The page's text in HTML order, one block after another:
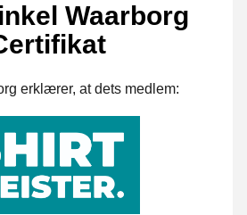
Waarborg
erklærer, at dets medlem: